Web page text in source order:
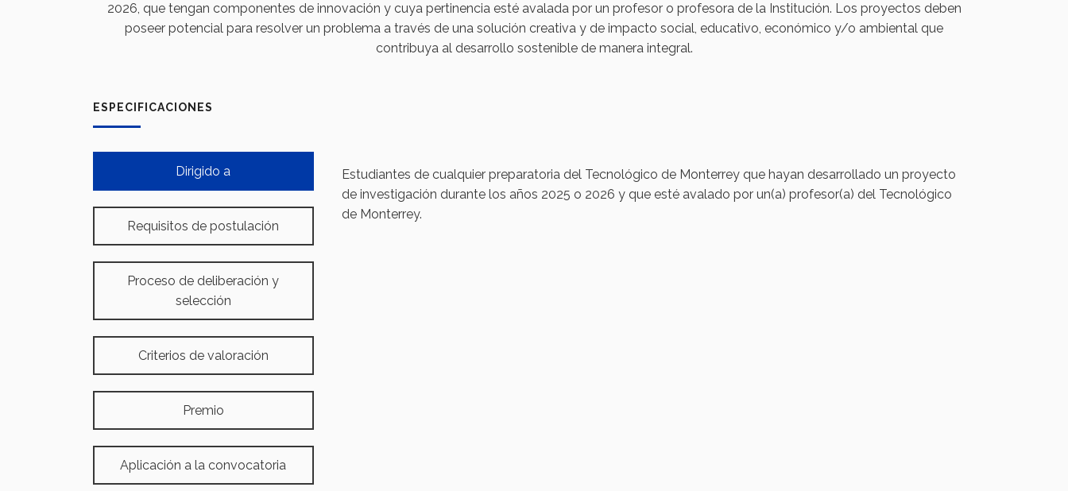
2026, que tengan componentes de innovación y cuya pertinencia esté avalada por un profesor o profesora de la Institución. Los proyectos deben
poseer potencial para resolver un problema a través de una solución creativa y de impacto social, educativo, económico y/o ambiental que
contribuya al desarrollo sostenible de manera integral.
ESPECIFICACIONES
Dirigido a
Requisitos de postulación
Proceso de deliberación y
selección
Criterios de valoración
Premio
Aplicación a la convocatoria
Estudiantes de cualquier preparatoria del Tecnológico de Monterrey que hayan desarrollado un proyecto
de investigación durante los años 2025 o 2026 y que esté avalado por un(a) profesor(a) del Tecnológico
de Monterrey.